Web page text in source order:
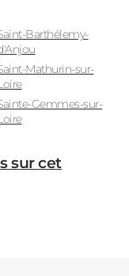
Barthélemy-
Mathurin-sur-
Gemmes-sur-
sur cet